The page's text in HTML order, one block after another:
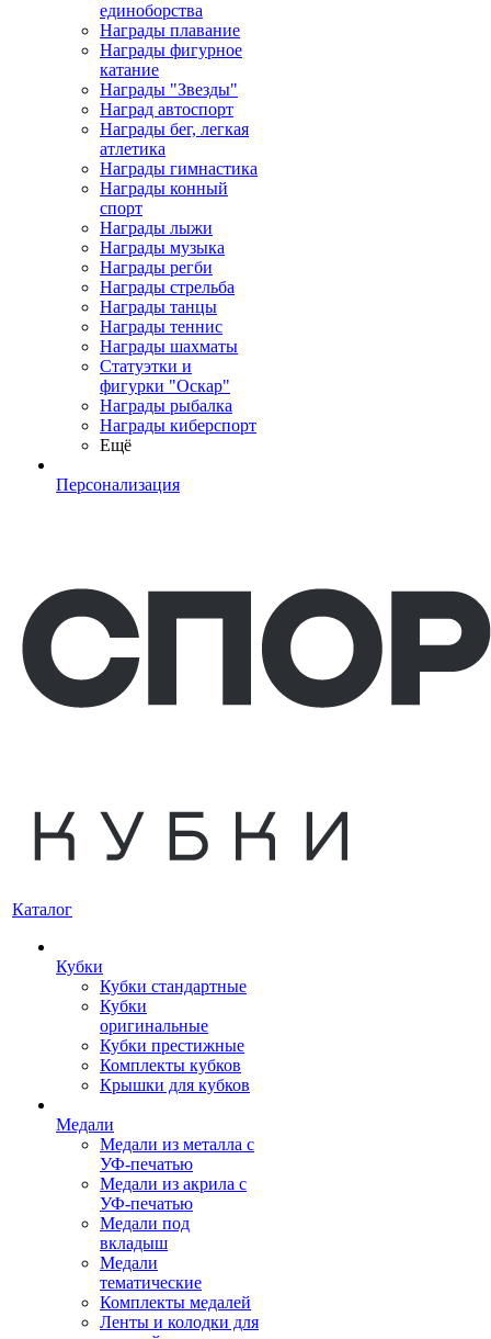
единоборства
Награды плавание
Награды фигурное
катание
Награды "Звезды"
Наград автоспорт
Награды бег, легкая
атлетика
Награды гимнастика
Награды конный
спорт
Награды лыжи
Награды музыка
Награды регби
Награды стрельба
Награды танцы
Награды теннис
Награды шахматы
Статуэтки и
фигурки "Оскар"
Награды рыбалка
Награды киберспорт
Ещё
Персонализация
Каталог
Кубки
Кубки стандартные
Кубки
оригинальные
Кубки престижные
Комплекты кубков
Крышки для кубков
Медали
Медали из металла с
УФ-печатью
Медали из акрила с
УФ-печатью
Медали под
вкладыш
Медали
тематические
Комплекты медалей
Ленты и колодки для